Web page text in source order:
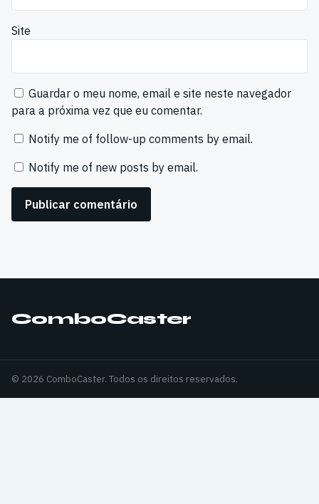
Site
Guardar o meu nome, email e site neste navegador
para a próxima vez que eu comentar.
Notify me of follow-up comments by email.
Notify me of new posts by email.
ComboCaster
© 2026 ComboCaster. Todos os direitos reservados.